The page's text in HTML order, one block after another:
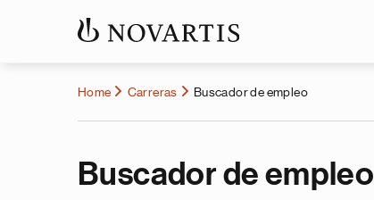
Home Carreras Buscador de empleo
Buscador de empleo